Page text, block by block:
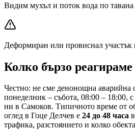
Видим мухъл и поток вода по тавана
Деформиран или провиснал участък
Колко бързо реагираме
Честно: не сме денонощна аварийна
понеделник – събота, 08:00 – 18:00,
ни в Самоков. Типичното време от
оглед в Гоце Делчев е 24 до 48 часа
трафика, разстоянието и колко